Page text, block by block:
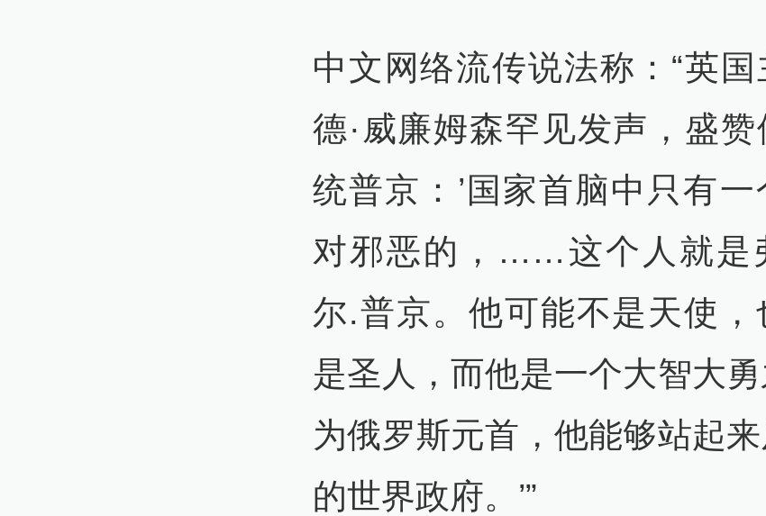
中文网络流传说法称：“英
德·威廉姆森罕见发声，盛赞
统普京：’国家首脑中只有一
对邪恶的，……这个人就是
尔.普京。他可能不是天使，
是圣人，而他是一个大智大
为俄罗斯元首，他能够站起
的世界政府。’”